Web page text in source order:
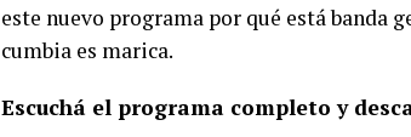
este nuevo programa por qué está banda
cumbia es marica.
Escuchá el programa completo y